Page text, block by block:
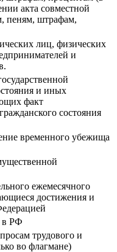
акта совместной
пеням, штрафам,
лиц, физических
и
и иных
факт
состояния
временного убежища
ежемесячного
достижения и
в РФ
трудового и
во флагмане)